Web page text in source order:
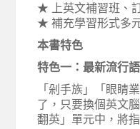
★ 上英文補習班、
★ 補充學習形式多
本書特色
特色一：最新流行
「剁手族」「眼睛
了，只要換個英文
翻英」單元中，將